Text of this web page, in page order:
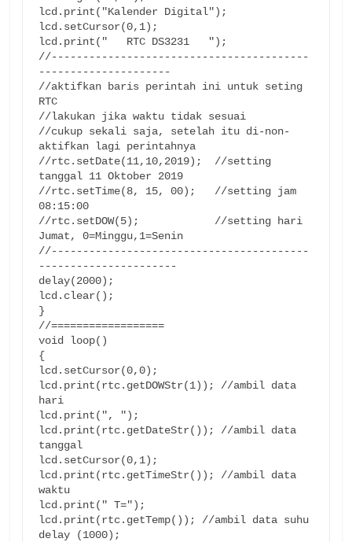
lcd.print("Kalender Digital");
lcd.setCursor(0,1);
lcd.print("   RTC DS3231   ");
//-----------------------------------------
---------------------
//aktifkan baris perintah ini untuk seting
RTC
//lakukan jika waktu tidak sesuai
//cukup sekali saja, setelah itu di-non-
aktifkan lagi perintahnya
//rtc.setDate(11,10,2019);  //setting
tanggal 11 Oktober 2019
//rtc.setTime(8, 15, 00);   //setting jam
08:15:00
//rtc.setDOW(5);            //setting hari
Jumat, 0=Minggu,1=Senin
//-----------------------------------------
----------------------
delay(2000);
lcd.clear();
}
//==================
void loop()
{
lcd.setCursor(0,0);
lcd.print(rtc.getDOWStr(1)); //ambil data
hari
lcd.print(", ");
lcd.print(rtc.getDateStr()); //ambil data
tanggal
lcd.setCursor(0,1);
lcd.print(rtc.getTimeStr()); //ambil data
waktu
lcd.print(" T=");
lcd.print(rtc.getTemp()); //ambil data suhu
delay (1000);